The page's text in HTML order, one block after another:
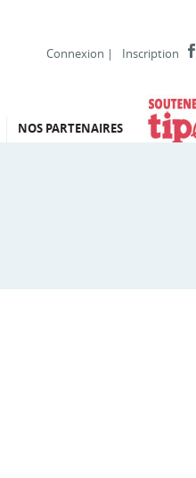
Connexion | Inscription
NOS PARTENAIRES